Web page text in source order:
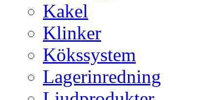
Kakel
Klinker
Kökssystem
Lagerinredning